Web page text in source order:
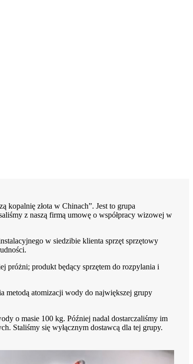
kopalnię złota w Chinach”. Jest to grupa
z naszą firmą umowę o współpracy wizowej w
w siedzibie klienta sprzęt sprzętowy
próżni; produkt będący sprzętem do rozpylania i
metodą atomizacji wody do największej grupy
o masie 100 kg. Później nadal dostarczaliśmy im
Staliśmy się wyłącznym dostawcą dla tej grupy.